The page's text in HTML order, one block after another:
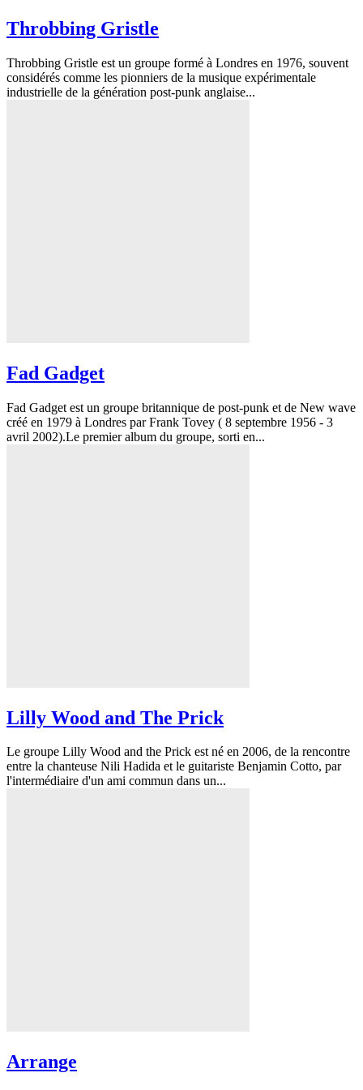
Throbbing Gristle
Throbbing Gristle est un groupe formé à Londres en 1976, souvent
considérés comme les pionniers de la musique expérimentale
industrielle de la génération post-punk anglaise...
Fad Gadget
Fad Gadget est un groupe britannique de post-punk et de New wave
créé en 1979 à Londres par Frank Tovey ( 8 septembre 1956 - 3
avril 2002).Le premier album du groupe, sorti en...
Lilly Wood and The Prick
Le groupe Lilly Wood and the Prick est né en 2006, de la rencontre
entre la chanteuse Nili Hadida et le guitariste Benjamin Cotto, par
l'intermédiaire d'un ami commun dans un...
Arrange